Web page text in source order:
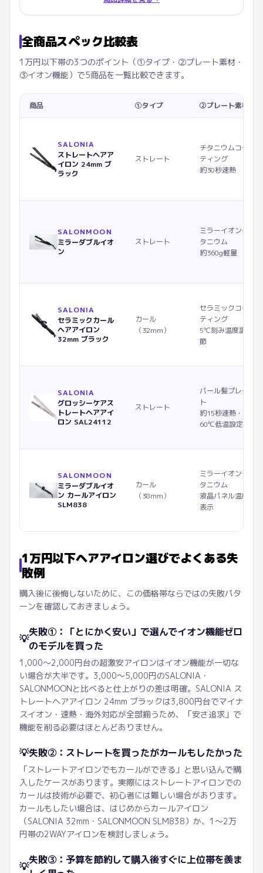
全商品スペック比較表
1万円以下帯の3つのポイント（①タイプ・②プレート素材・
③イオン機能）で5商品を一覧比較できます。
商品 ①タイプ ②プレート素材
SALONIA
ストレートヘアア
イロン 24mm ブ
ラック
ストレート
チタニウムコー
ティング
約30秒速熱
SALONMOON
ミラーダブルイオ
ン
ストレート
ミラーイオンチ
タニウム
約360g軽量
SALONIA
セラミックカール
ヘアアイロン
32mm ブラック
カール
（32mm）
セラミックコー
ティング
5℃刻み温度調
節
SALONIA
グロッシーケアス
トレートヘアアイ
ロン SAL24112
ストレート
パール髪プレー
ト
約15秒速熱・
60℃低温設定
SALONMOON
ミラーダブルイオ
ン カールアイロン
SLM838
カール
（38mm）
ミラーイオンチ
タニウム
液晶パネル温度
表示
1万円以下ヘアアイロン選びでよくある失
敗例
購入後に後悔しないために、この価格帯ならではの失敗パタ
ーンを確認しておきましょう。
💡
失敗①：「とにかく安い」で選んでイオン機能ゼロ
のモデルを買った
1,000〜2,000円台の超激安アイロンはイオン機能が一切な
い場合が大半です。3,000〜5,000円のSALONIA・
SALONMOONと比べると仕上がりの差は明確。SALONIA ス
トレートヘアアイロン 24mm ブラックは3,800円台でマイナ
スイオン・速熱・海外対応が全部揃うため、「安さ追求」で
機能を削る必要はほとんどありません。
💡失敗②：ストレートを買ったがカールもしたかった
「ストレートアイロンでもカールができる」と思い込んで購
入したケースがあります。実際にはストレートアイロンでの
カールは技術が必要で、初心者には難しい場合があります。
カールもしたい場合は、はじめからカールアイロン
（SALONIA 32mm・SALONMOON SLM838）か、1〜2万
円帯の2WAYアイロンを検討しましょう。
💡
失敗③：予算を節約して購入後すぐに上位帯を羨ま